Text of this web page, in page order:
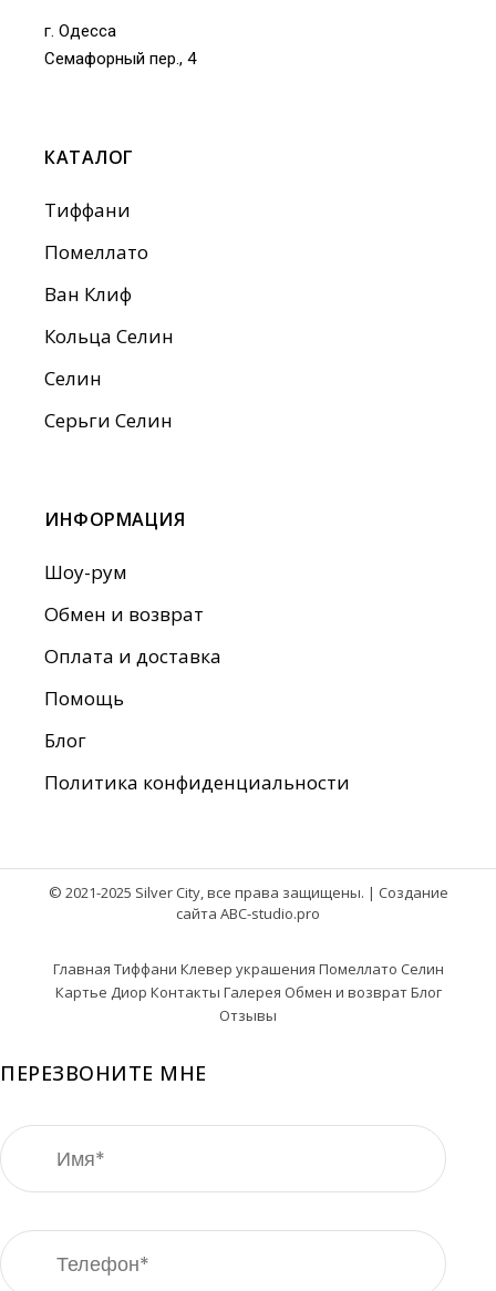
г. Одесса
Семафорный пер., 4
КАТАЛОГ
Тиффани
Помеллато
Ван Клиф
Кольца Селин
Селин
Серьги Селин
ИНФОРМАЦИЯ
Шоу-рум
Обмен и возврат
Оплата и доставка
Помощь
Блог
Политика конфиденциальности
© 2021-2025 Silver City, все права защищены. | Создание
сайта ABC-studio.pro
Главная Тиффани Клевер украшения Помеллато Селин
Картье Диор Контакты Галерея Обмен и возвратБлог
Отзывы
ПЕРЕЗВОНИТЕ МНЕ